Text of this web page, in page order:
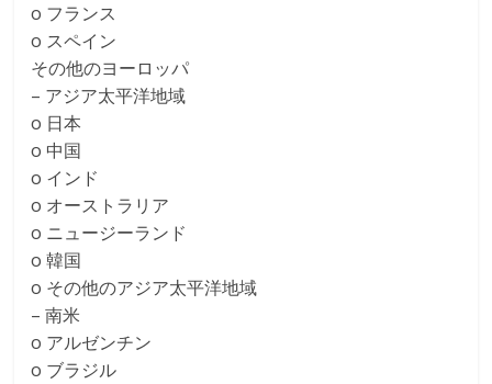
o フランス
o スペイン
その他のヨーロッパ
– アジア太平洋地域
o 日本
o 中国
o インド
o オーストラリア
o ニュージーランド
o 韓国
o その他のアジア太平洋地域
– 南米
o アルゼンチン
o ブラジル